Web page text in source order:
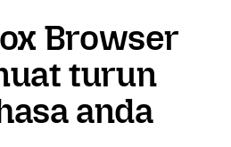
Browser
turun
anda